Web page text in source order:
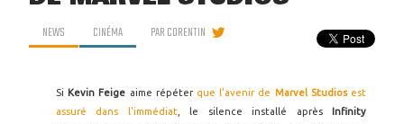
NEWS CINÉMA PARCORENTIN
Si Kevin Feige aime répéter que l'avenir de Marvel Studiosest
assuré dans l'immédiat, le silence installé après Infinity